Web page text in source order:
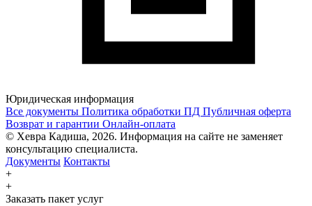
Юридическая информация
Все документы Политика обработки ПД Публичная оферта
Возврат и гарантии Онлайн-оплата
© Хевра Кадиша, 2026. Информация на сайте не заменяет
консультацию специалиста.
Документы Контакты
+
+
Заказать пакет услуг